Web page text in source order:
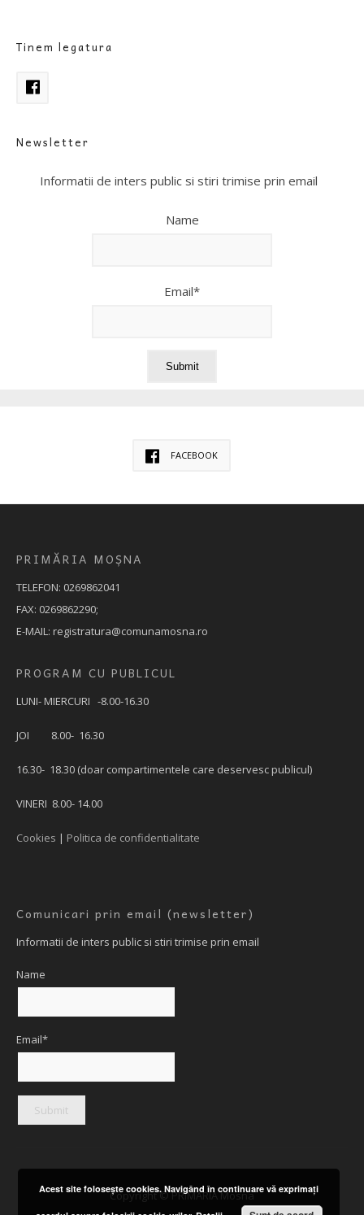
Tinem legatura
Newsletter
Informatii de inters public si stiri trimise prin email
Name
Email*
FACEBOOK
PRIMĂRIA MOȘNA
TELEFON: 0269862041
FAX: 0269862290;
E-MAIL: registratura@comunamosna.ro
PROGRAM CU PUBLICUL
LUNI- MIERCURI -8.00-16.30
JOI 8.00- 16.30
16.30- 18.30 (doar compartimentele care deservesc publicul)
VINERI 8.00- 14.00
Cookies | Politica de confidentialitate
Comunicari prin email (newsletter)
Informatii de inters public si stiri trimise prin email
Name
Email*
Copyright © PRIMARIA Mosna
Acest site foloseşte cookies. Navigând în continuare vă exprimaţi